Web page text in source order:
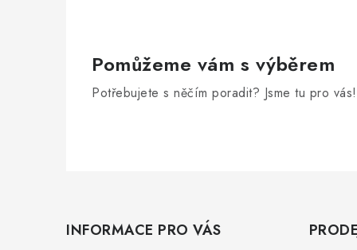
Pomůžeme vám s výběrem
Potřebujete s něčím poradit? Jsme tu pro vás!
INFORMACE PRO VÁS